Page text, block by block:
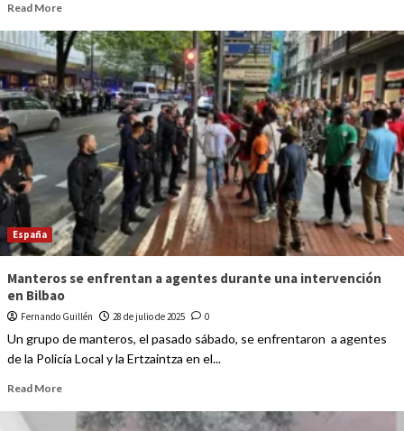
Read More
España
Manteros se enfrentan a agentes durante una intervención
en Bilbao
Fernando Guillén 28 de julio de 2025 0
Un grupo de manteros, el pasado sábado, se enfrentaron a agentes
de la Policía Local y la Ertzaintza en el...
Read More